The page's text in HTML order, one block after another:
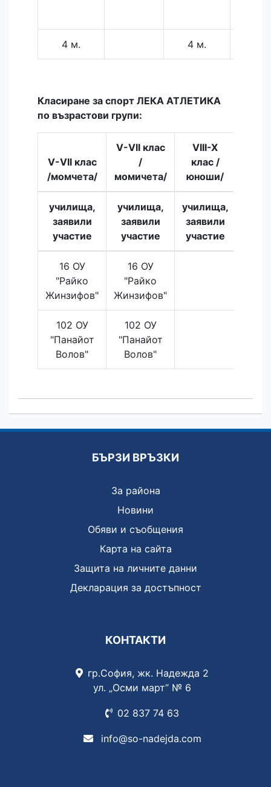
4 м. 4 м.
Класиране за спорт ЛЕКА АТЛЕТИКА
по възрастови групи:
V-VII клас
/момчета/
V-VII клас
/
момичета/
VIII-X
клас /
юноши/
училища,
заявили
участие
училища,
заявили
участие
училища,
заявили
участие
16 ОУ
"Райко
Жинзифов"
16 ОУ
"Райко
Жинзифов"
102 ОУ
"Панайот
Волов"
102 ОУ
"Панайот
Волов"
БЪРЗИ ВРЪЗКИ
За района
Новини
Обяви и съобщения
Карта на сайта
Защита на личните данни
Декларация за достъпност
КОНТАКТИ
гр.София, жк. Надежда 2
ул. „Осми март“ № 6
02 837 74 63
info@so-nadejda.com